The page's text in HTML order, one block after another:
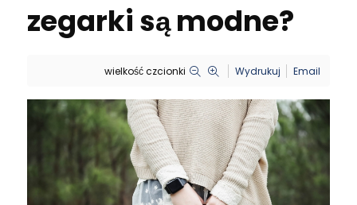
zegarki są modne?
wielkość czcionki Wydrukuj Email